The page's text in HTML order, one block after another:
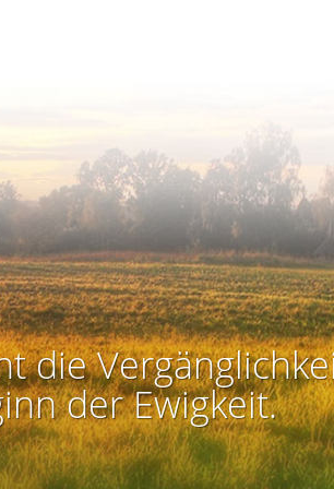
die
der Ewigkeit.